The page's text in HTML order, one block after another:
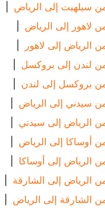
إلى الرياض
|
إلى الرياض
|
إلى لاهور |
إلى بروكسل |
إلى لندن
|
إلى الرياض
|
إلى سيدني |
إلى الرياض
|
إلى أوساكا |
إلى الشارقة |
إلى الرياض
|